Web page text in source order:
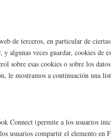
de terceros, en particular de
algunas veces guardar, cookies de
sobre esas cookies o sobre los
le mostramos a continuación una
Connect (permite a los usuarios
usuarios compartir el elemento en